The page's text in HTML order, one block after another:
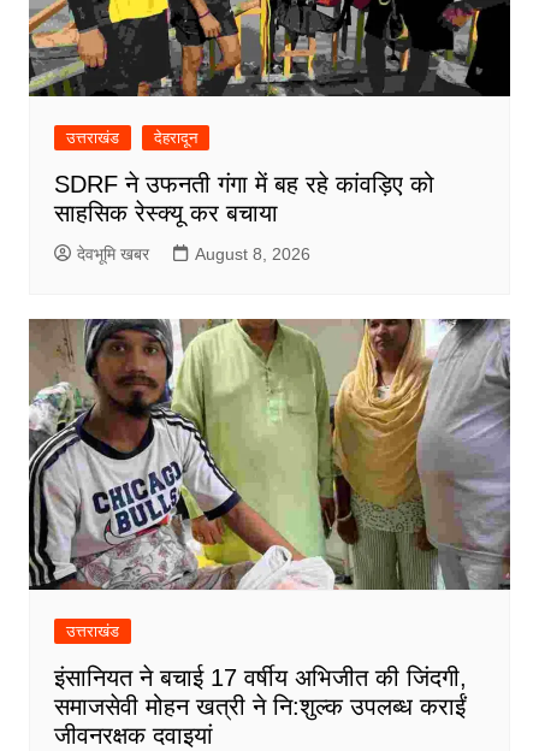
उत्तराखंड देहरादून
SDRF ने उफनती गंगा में बह रहे कांवड़िए को
साहसिक रेस्क्यू कर बचाया
देवभूमि खबर August 8, 2026
उत्तराखंड
इंसानियत ने बचाई 17 वर्षीय अभिजीत की जिंदगी,
समाजसेवी मोहन खत्री ने नि:शुल्क उपलब्ध कराईं
जीवनरक्षक दवाइयां